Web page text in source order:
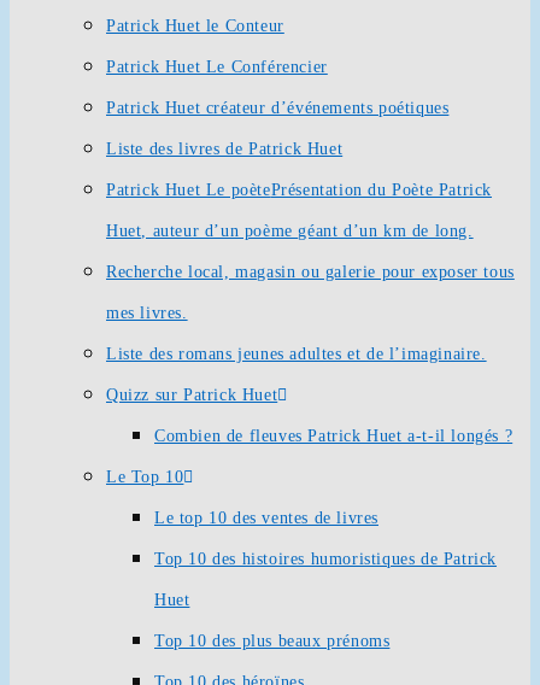
Patrick Huet le Conteur
Patrick Huet Le Conférencier
Patrick Huet créateur d’événements poétiques
Liste des livres de Patrick Huet
Patrick Huet Le poètePrésentation du Poète Patrick
Huet, auteur d’un poème géant d’un km de long.
Recherche local, magasin ou galerie pour exposer tous
mes livres.
Liste des romans jeunes adultes et de l’imaginaire.
Quizz sur Patrick Huet
Combien de fleuves Patrick Huet a-t-il longés ?
Le Top 10
Le top 10 des ventes de livres
Top 10 des histoires humoristiques de Patrick
Huet
Top 10 des plus beaux prénoms